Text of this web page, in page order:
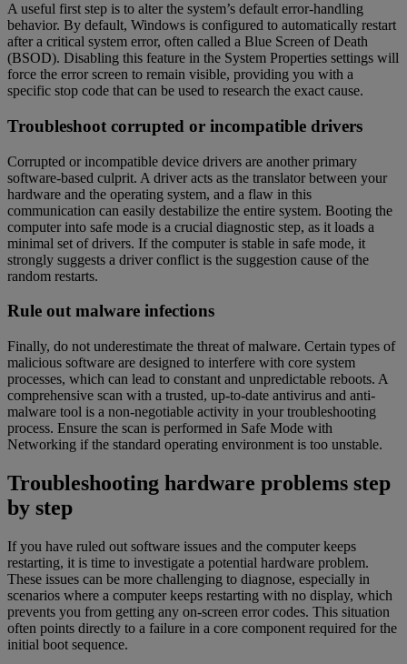
A useful first step is to alter the system’s default error-handling
behavior. By default, Windows is configured to automatically restart
after a critical system error, often called a Blue Screen of Death
(BSOD). Disabling this feature in the System Properties settings will
force the error screen to remain visible, providing you with a
specific stop code that can be used to research the exact cause.
Troubleshoot corrupted or incompatible drivers
Corrupted or incompatible device drivers are another primary
software-based culprit. A driver acts as the translator between your
hardware and the operating system, and a flaw in this
communication can easily destabilize the entire system. Booting the
computer into safe mode is a crucial diagnostic step, as it loads a
minimal set of drivers. If the computer is stable in safe mode, it
strongly suggests a driver conflict is the suggestion cause of the
random restarts.
Rule out malware infections
Finally, do not underestimate the threat of malware. Certain types of
malicious software are designed to interfere with core system
processes, which can lead to constant and unpredictable reboots. A
comprehensive scan with a trusted, up-to-date antivirus and anti-
malware tool is a non-negotiable activity in your troubleshooting
process. Ensure the scan is performed in Safe Mode with
Networking if the standard operating environment is too unstable.
Troubleshooting hardware problems step
by step
If you have ruled out software issues and the computer keeps
restarting, it is time to investigate a potential hardware problem.
These issues can be more challenging to diagnose, especially in
scenarios where a computer keeps restarting with no display, which
prevents you from getting any on-screen error codes. This situation
often points directly to a failure in a core component required for the
initial boot sequence.